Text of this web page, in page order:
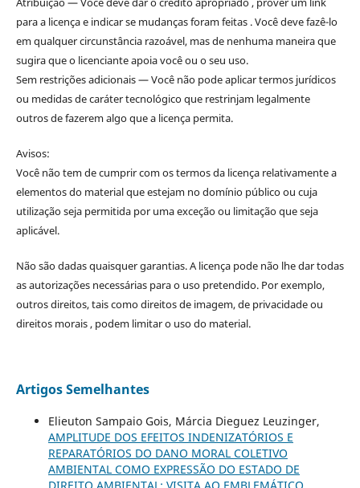
para a licença e indicar se mudanças foram feitas . Você deve fazê-lo
em qualquer circunstância razoável, mas de nenhuma maneira que
sugira que o licenciante apoia você ou o seu uso.
Sem restrições adicionais — Você não pode aplicar termos jurídicos
ou medidas de caráter tecnológico que restrinjam legalmente
outros de fazerem algo que a licença permita.
Avisos:
Você não tem de cumprir com os termos da licença relativamente a
elementos do material que estejam no domínio público ou cuja
utilização seja permitida por uma exceção ou limitação que seja
aplicável.
Não são dadas quaisquer garantias. A licença pode não lhe dar todas
as autorizações necessárias para o uso pretendido. Por exemplo,
outros direitos, tais como direitos de imagem, de privacidade ou
direitos morais , podem limitar o uso do material.
Artigos Semelhantes
Elieuton Sampaio Gois, Márcia Dieguez Leuzinger,
AMPLITUDE DOS EFEITOS INDENIZATÓRIOS E
REPARATÓRIOS DO DANO MORAL COLETIVO
AMBIENTAL COMO EXPRESSÃO DO ESTADO DE